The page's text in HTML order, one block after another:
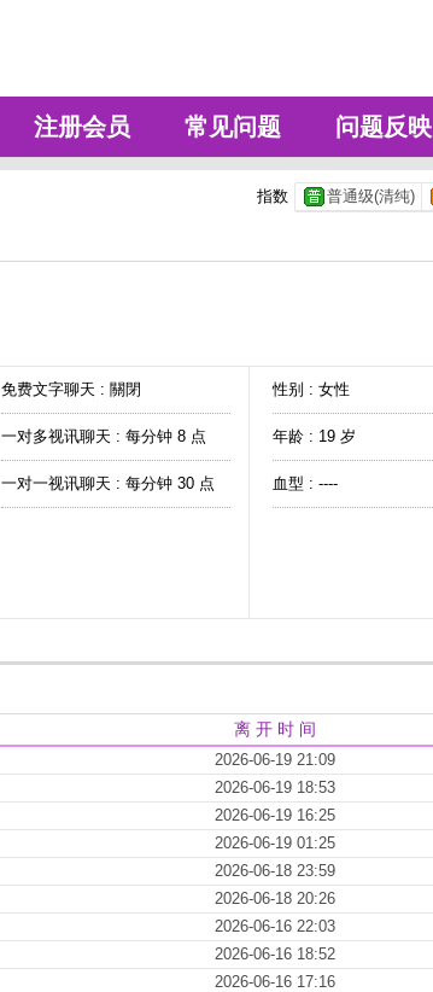
注册会员 常见问题 问题反映
指数 普通级(清纯)
免费文字聊天 : 關閉
一对多视讯聊天 : 每分钟 8 点
一对一视讯聊天 : 每分钟 30 点
性别 : 女性
年龄 : 19 岁
血型 : ----
离 开 时 间
2026-06-19 21:09
2026-06-19 18:53
2026-06-19 16:25
2026-06-19 01:25
2026-06-18 23:59
2026-06-18 20:26
2026-06-16 22:03
2026-06-16 18:52
2026-06-16 17:16